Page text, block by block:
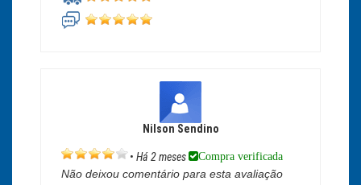
Nilson Sendino
• Há 2 meses Compra verificada
Não deixou comentário para esta avaliação